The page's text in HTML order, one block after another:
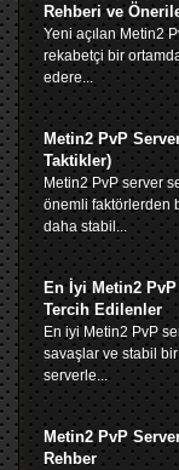
Rehberi ve
Yeni açılan Metin2
rekabetçi bir
edere...
Metin2 PvP
Taktikler)
Metin2 PvP server
önemli faktörlerden
daha stabil...
En İyi Metin2
Tercih Edilenler
En iyi Metin2 PvP
savaşlar ve stabil bir
serverle...
Metin2 PvP
Rehber